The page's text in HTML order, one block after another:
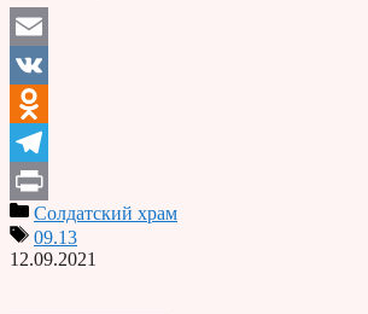
Email
VK
Odnoklassniki
Telegram
PrintСолдатский храм
09.13
12.09.2021